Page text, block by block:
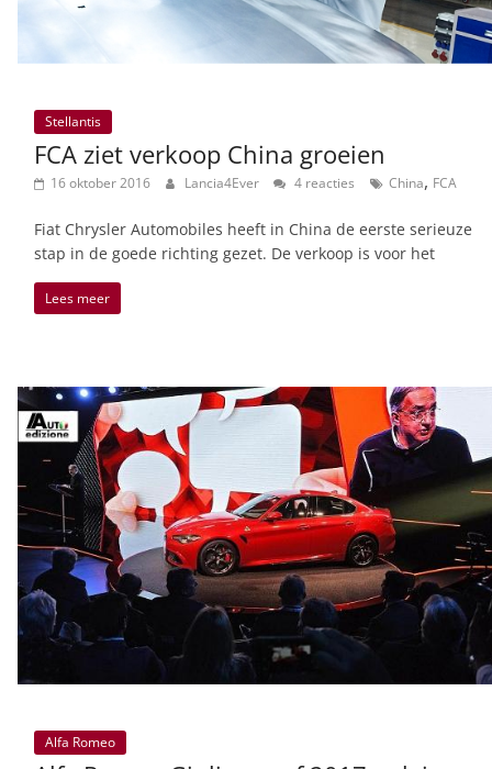
Stellantis
FCA ziet verkoop China groeien
16 oktober 2016 Lancia4Ever 4 reacties China, FCA
Fiat Chrysler Automobiles heeft in China de eerste serieuze
stap in de goede richting gezet. De verkoop is voor het
Lees meer
Alfa Romeo